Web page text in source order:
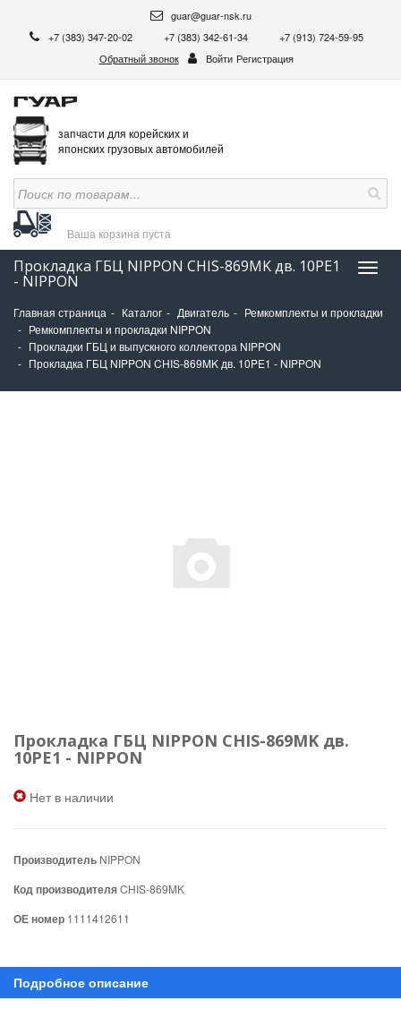
guar@guar-nsk.ru
+7 (383) 347-20-02
+7 (383) 342-61-34
+7 (913) 724-59-95
Обратный звонок
Войти Регистрация
запчасти для корейских и
японских грузовых автомобилей
Ваша корзина пуста
Прокладка ГБЦ NIPPON CHIS-869MK дв. 10PE1
- NIPPON
Главная страница Каталог Двигатель
Ремкомплекты и прокладки
Ремкомплекты и прокладки NIPPON
Прокладки ГБЦ и выпускного коллектора NIPPON
Прокладка ГБЦ NIPPON CHIS-869MK дв. 10PE1 - NIPPON
Прокладка ГБЦ NIPPON CHIS-869MK дв.
10PE1 - NIPPON
Нет в наличии
Производитель NIPPON
Код производителяCHIS-869MK
ОЕ номер 1111412611